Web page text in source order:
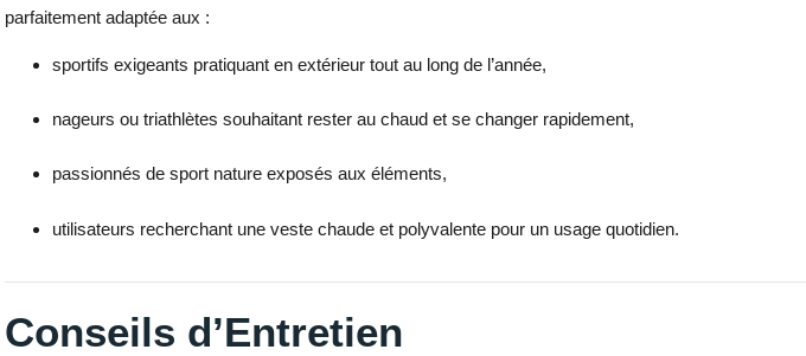
parfaitement adaptée aux :
sportifs exigeants pratiquant en extérieur tout au long de l’année,
nageurs ou triathlètes souhaitant rester au chaud et se changer rapidement,
passionnés de sport nature exposés aux éléments,
utilisateurs recherchant une veste chaude et polyvalente pour un usage quotidien.
Conseils d’Entretien